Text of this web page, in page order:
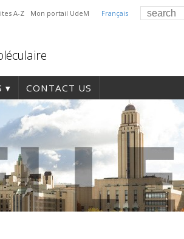
Français
A-Z Mon portail UdeM
CONTACT US